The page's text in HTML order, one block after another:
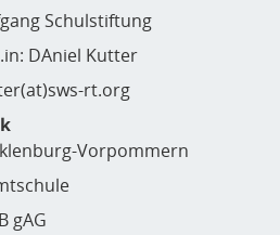
Schulstiftung
DAniel Kutter
rt.org
Vorpommern
gAG